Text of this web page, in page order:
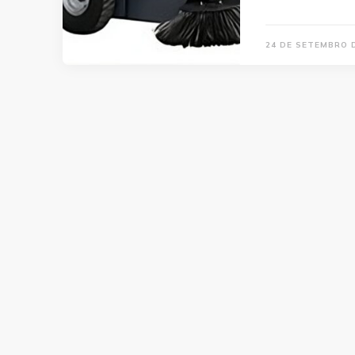
24 DE SETEMBRO